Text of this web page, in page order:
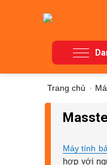
Trang chủ -
Masstel
Máy tính
hợp với